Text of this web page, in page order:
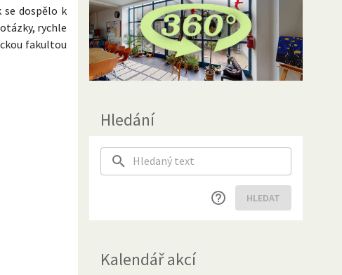
se dospělo k
rychle
fakultou
Hledání
HLEDAT
Kalendář akcí